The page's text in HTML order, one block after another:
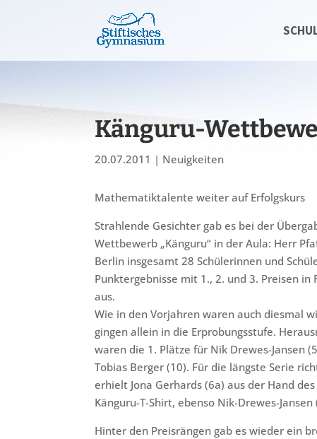
Känguru-
20.07.2011 | Neuigkeiten
Mathematiktalente weiter auf Erfolgskurs
Strahlende Gesichter gab es bei der
Wettbewerb „Känguru“ in der Aula: Herr
Berlin insgesamt 28 Schülerinnen und
Punktergebnisse mit 1., 2. und 3. Preisen
aus.
Wie in den Vorjahren waren auch diesmal
gingen allein in die Erprobungsstufe.
waren die 1. Plätze für Nik Drewes-Jansen
Tobias Berger (10). Für die längste Serie
erhielt Jona Gerhards (6a) aus der Hand
Känguru-T-Shirt, ebenso Nik-Drewes-
Hinter den Preisrängen gab es wieder ein